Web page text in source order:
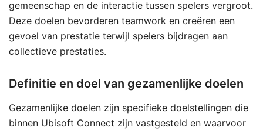
gemeenschap en de interactie tussen spelers vergroot.
Deze doelen bevorderen teamwork en creëren een
gevoel van prestatie terwijl spelers bijdragen aan
collectieve prestaties.
Definitie en doel van gezamenlijke doelen
Gezamenlijke doelen zijn specifieke doelstellingen die
binnen Ubisoft Connect zijn vastgesteld en waarvoor